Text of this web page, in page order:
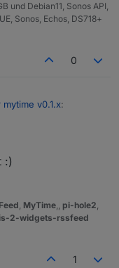
und Debian11, Sonos API,
Sonos, Echos, DS718+
0
v0.1.x:
1er sekunde
ich die Uhr vom
die Uhr vom
:)
, MyTime,, pi-hole2,
2-widgets-rssfeed
1